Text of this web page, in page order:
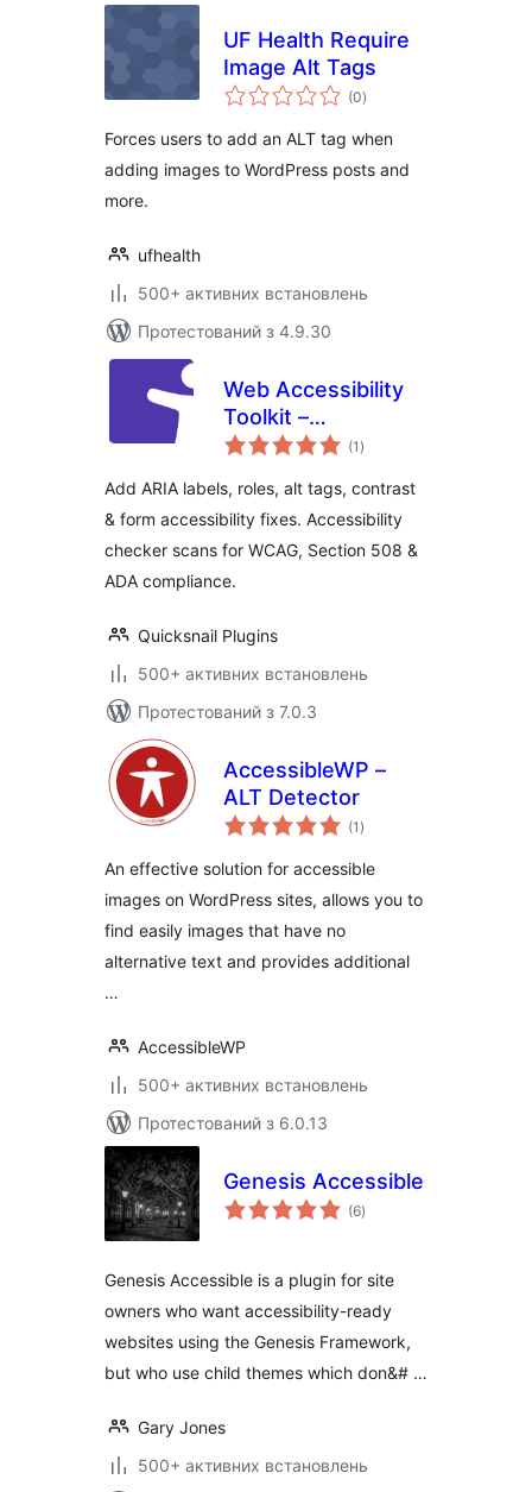
UF Health Require
Image Alt Tags
(0загальний
рейтинг
)
Forces users to add an ALT tag when
adding images to WordPress posts and
more.
ufhealth
500+ активних встановлень
Протестований з 4.9.30
Web Accessibility
Toolkit –
Accessibility
WCAG, Section 508
& ADA Compliance
(1 загальний
рейтинг
)
Add ARIA labels, roles, alt tags, contrast
& form accessibility fixes. Accessibility
checker scans for WCAG, Section 508 &
ADA compliance.
Quicksnail Plugins
500+ активних встановлень
Протестований з 7.0.3
AccessibleWP –
ALT Detector
(1 загальний
рейтинг
)
An effective solution for accessible
images on WordPress sites, allows you to
find easily images that have no
alternative text and provides additional
…
AccessibleWP
500+ активних встановлень
Протестований з 6.0.13
Genesis Accessible
(6загальний
рейтинг
)
Genesis Accessible is a plugin for site
owners who want accessibility-ready
websites using the Genesis Framework,
but who use child themes which don&# …
Gary Jones
500+ активних встановлень